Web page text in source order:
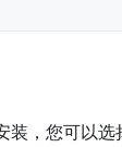
，您可以